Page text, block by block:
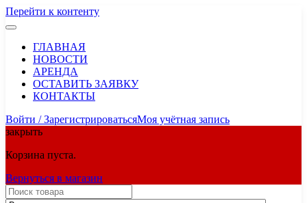
Перейти к контенту
ГЛАВНАЯ
НОВОСТИ
АРЕНДА
ОСТАВИТЬ ЗАЯВКУ
КОНТАКТЫ
Войти / ЗарегистрироватьсяМоя учётная запись
закрыть
Корзина пуста.
Вернуться в магазин